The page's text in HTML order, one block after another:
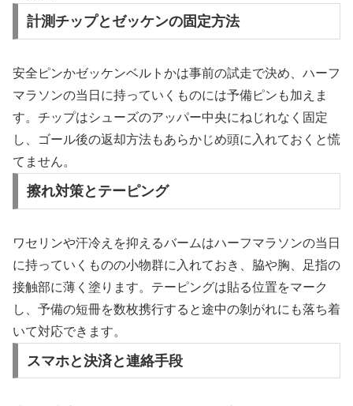
計測チップとゼッケンの固定方法
安全ピンかゼッケンベルトかは事前の試走で決め、ハーフ
マラソンの当日に持っていくものには予備ピンも加えま
す。チップはシューズのアッパー中央にねじれなく固定
し、ゴール後の返却方法もあらかじめ頭に入れておくと慌
てません。
擦れ対策とテーピング
ワセリンや汗冷えを抑えるバームはハーフマラソンの当日
に持っていくものの小物群に入れておき、脇や胸、足指の
接触部に薄く塗ります。テーピングは貼る位置をマーク
し、予備の短冊を数枚携行すると途中の剝がれにも落ち着
いて対応できます。
スマホと決済と連絡手段